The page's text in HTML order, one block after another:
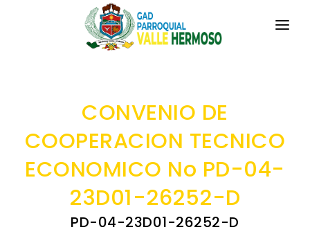
LA PARROQUIA
RESEÑA HISTÓRICA
Símbolos Cívicos
GAD
TRANSPARENCIA
GESTIÓN Y PRESUPUESTO
GESTIÓN INSTITUCIONAL
MECANISMOS DE PARTICIPACIÓN
CONVENIO DE
COOPERACION TECNICO
ECONOMICO No PD-04-
23D01-26252-D
PD-04-23D01-26252-D